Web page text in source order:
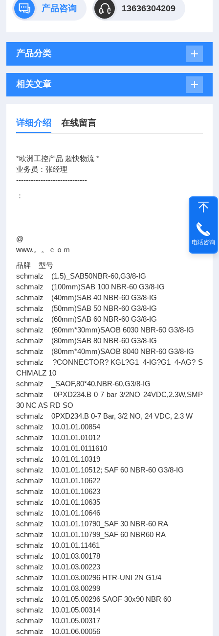
产品咨询 13636304209
产品分类
相关文章
详细介绍 在线留言
*欧洲工控产品 超快物流 *
业务员：张经理
-----------------------------
：
@
www.。。ｃｏｍ
品牌 型号
schmalz (1.5)_SAB50NBR-60,G3/8-IG
schmalz (100mm)SAB 100 NBR-60 G3/8-IG
schmalz (40mm)SAB 40 NBR-60 G3/8-IG
schmalz (50mm)SAB 50 NBR-60 G3/8-IG
schmalz (60mm)SAB 60 NBR-60 G3/8-IG
schmalz (60mm*30mm)SAOB 6030 NBR-60 G3/8-IG
schmalz (80mm)SAB 80 NBR-60 G3/8-IG
schmalz (80mm*40mm)SAOB 8040 NBR-60 G3/8-IG
schmalz ?CONNECTOR? KGL?G1_4-IG?G1_4-AG? S
CHMALZ 10
schmalz _SAOF,80*40,NBR-60,G3/8-IG
schmalz 0PXD234.B 0 7 bar 3/2NO 24VDC,2.3W,SMP
30 NC AS RD SO
schmalz 0PXD234.B 0-7 Bar, 3/2 NO, 24 VDC, 2.3 W
schmalz 10.01.01.00854
schmalz 10.01.01.01012
schmalz 10.01.01.0111610
schmalz 10.01.01.10319
schmalz 10.01.01.10512; SAF 60 NBR-60 G3/8-IG
schmalz 10.01.01.10622
schmalz 10.01.01.10623
schmalz 10.01.01.10635
schmalz 10.01.01.10646
schmalz 10.01.01.10790_SAF 30 NBR-60 RA
schmalz 10.01.01.10799_SAF 60 NBR60 RA
schmalz 10.01.01.11461
schmalz 10.01.03.00178
schmalz 10.01.03.00223
schmalz 10.01.03.00296 HTR-UNI 2N G1/4
schmalz 10.01.03.00299
schmalz 10.01.05.00296 SAOF 30x90 NBR 60
schmalz 10.01.05.00314
schmalz 10.01.05.00317
schmalz 10.01.06.00056
电话咨询